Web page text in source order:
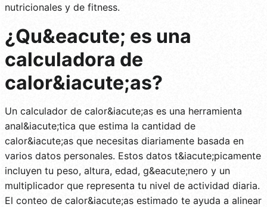
nutricionales y de fitness.
¿Qu&eacute; es una
calculadora de
calor&iacute;as?
Un calculador de calor&iacute;as es una herramienta
anal&iacute;tica que estima la cantidad de
calor&iacute;as que necesitas diariamente basada en
varios datos personales. Estos datos t&iacute;picamente
incluyen tu peso, altura, edad, g&eacute;nero y un
multiplicador que representa tu nivel de actividad diaria.
El conteo de calor&iacute;as estimado te ayuda a alinear